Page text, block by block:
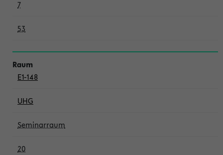
7
53
E1-148
UHG
Seminarraum
20